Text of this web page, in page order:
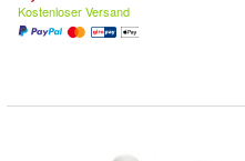
Kostenloser Versand